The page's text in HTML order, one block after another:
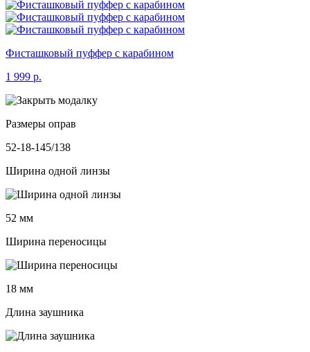
Фисташковый пуффер с карабином
1 999 р.
Размеры оправ
52-18-145/138
Ширина одной линзы
52 мм
Ширина переносицы
18 мм
Длина заушника